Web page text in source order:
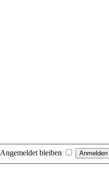
Angemeldet bleiben